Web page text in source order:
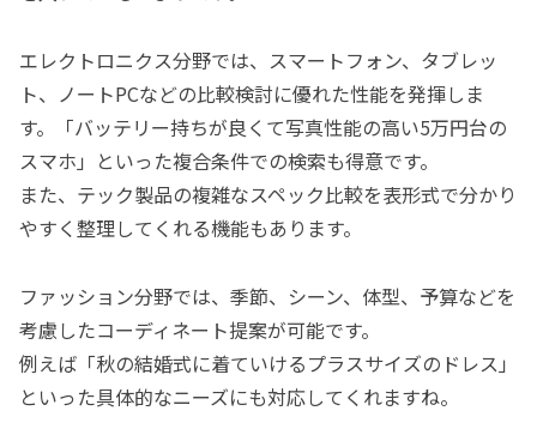
エレクトロニクス分野では、スマートフォン、タブレッ
ト、ノートPCなどの比較検討に優れた性能を発揮しま
す。「バッテリー持ちが良くて写真性能の高い5万円台の
スマホ」といった複合条件での検索も得意です。
また、テック製品の複雑なスペック比較を表形式で分かり
やすく整理してくれる機能もあります。
ファッション分野では、季節、シーン、体型、予算などを
考慮したコーディネート提案が可能です。
例えば「秋の結婚式に着ていけるプラスサイズのドレス」
といった具体的なニーズにも対応してくれますね。